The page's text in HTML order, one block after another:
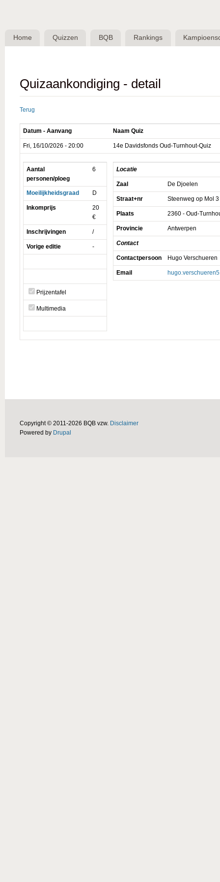
Belgische
QuizBond
Home Quizzen BQB Rankings
Quizaankondiging - detail
Terug
Datum - Aanvang Naam Quiz
Fri, 16/10/2026 - 20:00 14e Davidsfonds Oud-Turnhout-Quiz
Aantal
personen/ploeg
6
Moeilijkheidsgraad D
Inkomprijs
20
€
Inschrijvingen /
Vorige editie -
Prijzentafel
Multimedia
Locatie
Zaal De Djoelen
Straat+nr Steenweg op Mol 3
Plaats 2360 - Oud-
Provincie Antwerpen
Contact
Contactpersoon Hugo Verschueren
Email
Copyright © 2011-2026 BQB vzw. Disclaimer
Powered by Drupal